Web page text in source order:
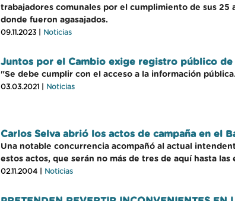
trabajadores comunales por el cumplimiento de sus 25
donde fueron agasajados.
09.11.2023 | Noticias
Juntos por el Cambio exige registro público de
"Se debe cumplir con el acceso a la información
03.03.2021 | Noticias
Carlos Selva abrió los actos de campaña en el
Una notable concurrencia acompañó al actual
estos actos, que serán no más de tres de aquí hasta
02.11.2004 | Noticias